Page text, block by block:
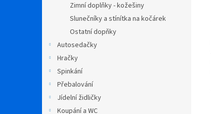
Zimní doplňky - kožešiny
Slunečníky a stínítka na kočárek
Ostatní dopňky
Autosedačky
Hračky
Spinkání
Přebalování
Jídelní židličky
Koupání a WC